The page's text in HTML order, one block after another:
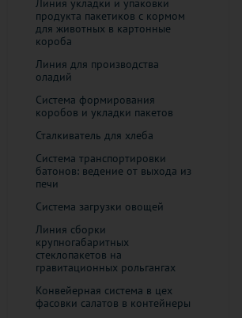
Линия укладки и упаковки
продукта пакетиков с кормом
для животных ​в картонные
короба
Линия для производства
оладий
Система формирования
коробов и укладки пакетов
Сталкиватель для хлеба
Система транспортировки
батонов: ведение от выхода из
печи
Система загрузки овощей
Линия сборки
крупногабаритных
стеклопакетов на
гравитационных рольгангах
Конвейерная система в цех
фасовки салатов в контейнеры